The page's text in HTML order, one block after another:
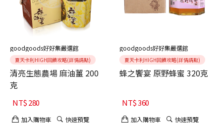
goodgoods好好集嚴選館
夏天卡利HIGH回饋攻略(詳情請點)
清亮生態農場 麻油薑 200
克
NT$280
加入購物車 快速預覽
goodgoods好好集嚴選館
夏天卡利HIGH回饋攻略(詳情請點)
蜂之饗宴 原野蜂蜜 320克
NT$360
加入購物車 快速預覽